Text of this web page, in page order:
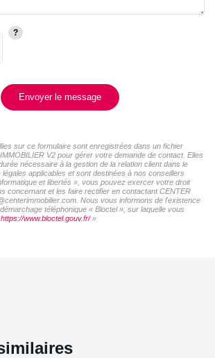
Envoyer le message
sur ce formulaire sont enregistrées dans un fichier
V2 pour gérer votre demande de contact. Elles
nécessaire à la gestion de la relation client dans le
applicables et sont destinées à nos conseillers
et libertés », vous pouvez exercer votre droit
concernant et les faire rectifier en contactant CENTER
Nous vous informons de l'existence
téléphonique « Bloctel », sur laquelle vous
https://www.bloctel.gouv.fr/»